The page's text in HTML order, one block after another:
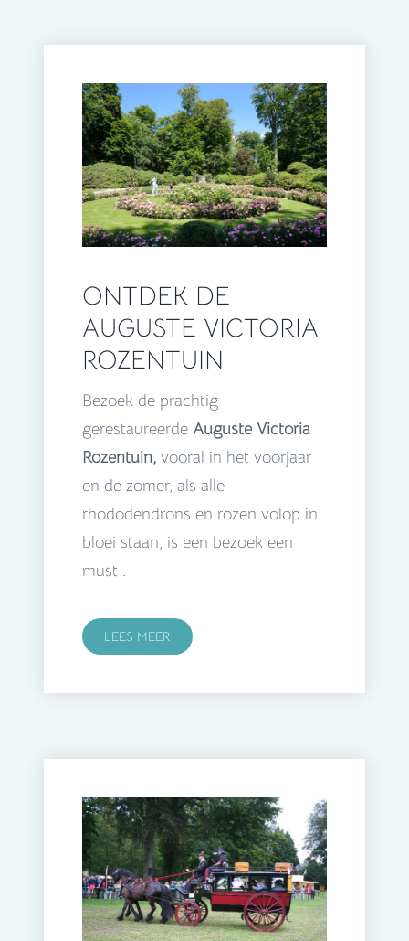
ONTDEK DE
AUGUSTE VICTORIA
ROZENTUIN
Bezoek de prachtig
gerestaureerde Auguste Victoria
Rozentuin, vooral in het voorjaar
en de zomer, als alle
rhododendrons en rozen volop in
bloei staan, is een bezoek een
must .
LEES MEER